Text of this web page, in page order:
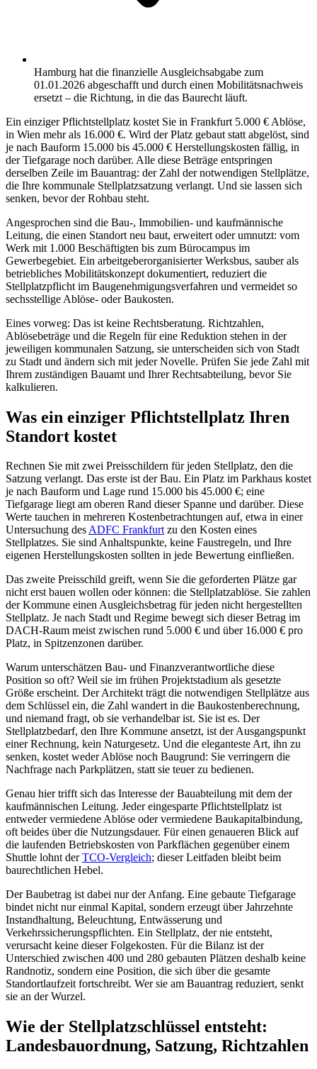
Hamburg hat die finanzielle Ausgleichsabgabe zum
01.01.2026 abgeschafft und durch einen Mobilitätsnachweis
ersetzt – die Richtung, in die das Baurecht läuft.
Ein einziger Pflichtstellplatz kostet Sie in Frankfurt 5.000 € Ablöse,
in Wien mehr als 16.000 €. Wird der Platz gebaut statt abgelöst, sind
je nach Bauform 15.000 bis 45.000 € Herstellungskosten fällig, in
der Tiefgarage noch darüber. Alle diese Beträge entspringen
derselben Zeile im Bauantrag: der Zahl der notwendigen Stellplätze,
die Ihre kommunale Stellplatzsatzung verlangt. Und sie lassen sich
senken, bevor der Rohbau steht.
Angesprochen sind die Bau-, Immobilien- und kaufmännische
Leitung, die einen Standort neu baut, erweitert oder umnutzt: vom
Werk mit 1.000 Beschäftigten bis zum Bürocampus im
Gewerbegebiet. Ein arbeitgeberorganisierter Werksbus, sauber als
betriebliches Mobilitätskonzept dokumentiert, reduziert die
Stellplatzpflicht im Baugenehmigungsverfahren und vermeidet so
sechsstellige Ablöse- oder Baukosten.
Eines vorweg: Das ist keine Rechtsberatung. Richtzahlen,
Ablösebeträge und die Regeln für eine Reduktion stehen in der
jeweiligen kommunalen Satzung, sie unterscheiden sich von Stadt
zu Stadt und ändern sich mit jeder Novelle. Prüfen Sie jede Zahl mit
Ihrem zuständigen Bauamt und Ihrer Rechtsabteilung, bevor Sie
kalkulieren.
Was ein einziger Pflichtstellplatz Ihren
Standort kostet
Rechnen Sie mit zwei Preisschildern für jeden Stellplatz, den die
Satzung verlangt. Das erste ist der Bau. Ein Platz im Parkhaus kostet
je nach Bauform und Lage rund 15.000 bis 45.000 €; eine
Tiefgarage liegt am oberen Rand dieser Spanne und darüber. Diese
Werte tauchen in mehreren Kostenbetrachtungen auf, etwa in einer
Untersuchung desADFC Frankfurtzu den Kosten eines
Stellplatzes. Sie sind Anhaltspunkte, keine Faustregeln, und Ihre
eigenen Herstellungskosten sollten in jede Bewertung einfließen.
Das zweite Preisschild greift, wenn Sie die geforderten Plätze gar
nicht erst bauen wollen oder können: die Stellplatzablöse. Sie zahlen
der Kommune einen Ausgleichsbetrag für jeden nicht hergestellten
Stellplatz. Je nach Stadt und Regime bewegt sich dieser Betrag im
DACH-Raum meist zwischen rund 5.000 € und über 16.000 € pro
Platz, in Spitzenzonen darüber.
Warum unterschätzen Bau- und Finanzverantwortliche diese
Position so oft? Weil sie im frühen Projektstadium als gesetzte
Größe erscheint. Der Architekt trägt die notwendigen Stellplätze aus
dem Schlüssel ein, die Zahl wandert in die Baukostenberechnung,
und niemand fragt, ob sie verhandelbar ist. Sie ist es. Der
Stellplatzbedarf, den Ihre Kommune ansetzt, ist der Ausgangspunkt
einer Rechnung, kein Naturgesetz. Und die eleganteste Art, ihn zu
senken, kostet weder Ablöse noch Baugrund: Sie verringern die
Nachfrage nach Parkplätzen, statt sie teuer zu bedienen.
Genau hier trifft sich das Interesse der Bauabteilung mit dem der
kaufmännischen Leitung. Jeder eingesparte Pflichtstellplatz ist
entweder vermiedene Ablöse oder vermiedene Baukapitalbindung,
oft beides über die Nutzungsdauer. Für einen genaueren Blick auf
die laufenden Betriebskosten von Parkflächen gegenüber einem
Shuttle lohnt derTCO-Vergleich; dieser Leitfaden bleibt beim
baurechtlichen Hebel.
Der Baubetrag ist dabei nur der Anfang. Eine gebaute Tiefgarage
bindet nicht nur einmal Kapital, sondern erzeugt über Jahrzehnte
Instandhaltung, Beleuchtung, Entwässerung und
Verkehrssicherungspflichten. Ein Stellplatz, der nie entsteht,
verursacht keine dieser Folgekosten. Für die Bilanz ist der
Unterschied zwischen 400 und 280 gebauten Plätzen deshalb keine
Randnotiz, sondern eine Position, die sich über die gesamte
Standortlaufzeit fortschreibt. Wer sie am Bauantrag reduziert, senkt
sie an der Wurzel.
Wie der Stellplatzschlüssel entsteht:
Landesbauordnung, Satzung, Richtzahlen